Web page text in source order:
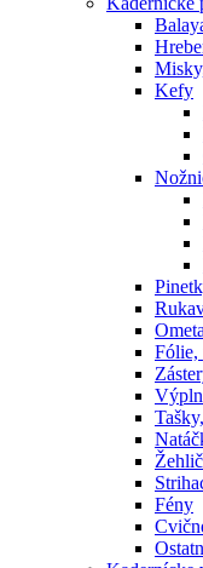
Kefy
Fólie,
Fény